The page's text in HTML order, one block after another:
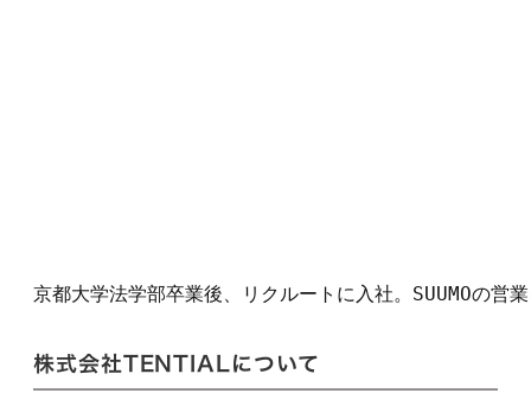
京都大学法学部卒業後、リクルートに入社。SUUMOの
株式会社TENTIALについて